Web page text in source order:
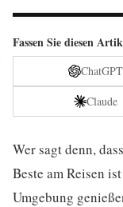
Fassen Sie diesen
ChatGPT
Claude
Wer sagt denn,
Beste am Reisen
Umgebung